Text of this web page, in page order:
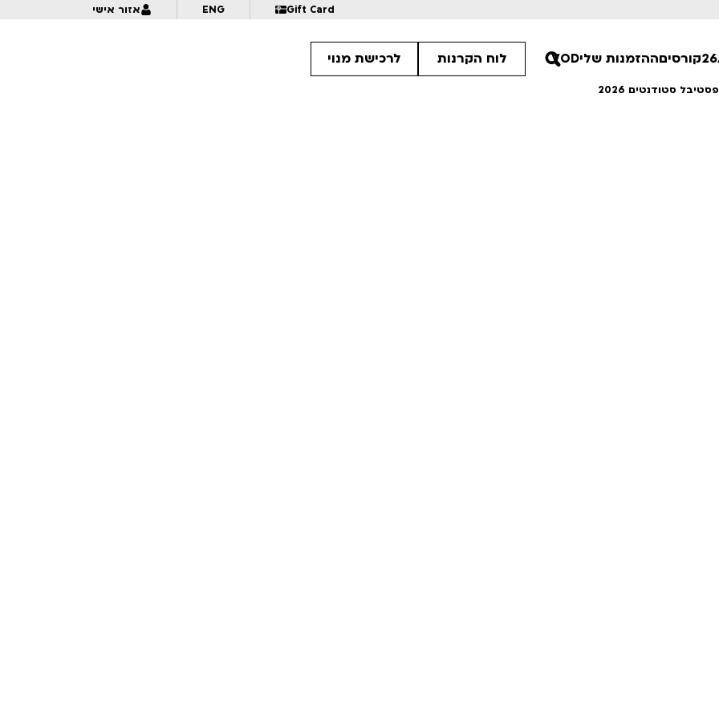
Gift Card
ENG אזור אישי
קורסיםההזמנות שליVOD לוח הקרנות לרכישת מנוי
סטודנטים 2026